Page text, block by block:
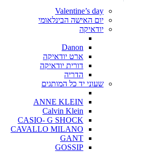
Valentine’s day
יום האישה הבינלאומי
יודאיקה
Danon
ארט יודאיקה
דורית יודאיקה
הדריה
שעוני יד כל המותגים
ANNE KLEIN
Calvin Klein
CASIO- G SHOCK
CAVALLO MILANO
GANT
GOSSIP